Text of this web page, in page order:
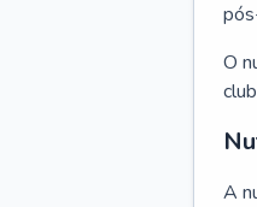
O
A